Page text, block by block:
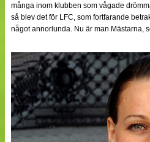
Nyheter
Bloggar
Lagen
Cuper
Medlemmar
Medlemsbilder
Till klubbkassan
Om oss
NÄTverket
Split vision
många inom klubben som vågade
så blev det för LFC, som fortfarande
något annorlunda. Nu är man Mästarna,